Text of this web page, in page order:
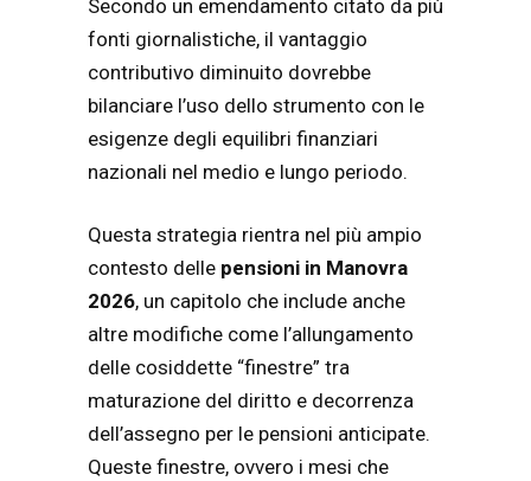
Secondo un emendamento citato da più
fonti giornalistiche, il vantaggio
contributivo diminuito dovrebbe
bilanciare l’uso dello strumento con le
esigenze degli equilibri finanziari
nazionali nel medio e lungo periodo.
Questa strategia rientra nel più ampio
contesto delle pensioni in Manovra
2026, un capitolo che include anche
altre modifiche come l’allungamento
delle cosiddette “finestre” tra
maturazione del diritto e decorrenza
dell’assegno per le pensioni anticipate.
Queste finestre, ovvero i mesi che